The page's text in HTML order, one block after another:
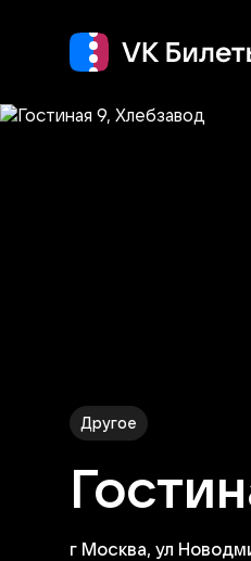
Другое
г Москва, ул